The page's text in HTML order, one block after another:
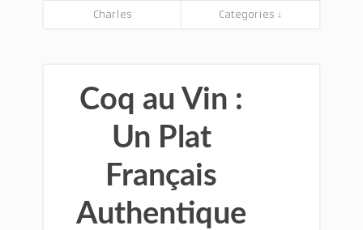
Charles Categories ↓
Coq au Vin :
Un Plat
Français
Authentique